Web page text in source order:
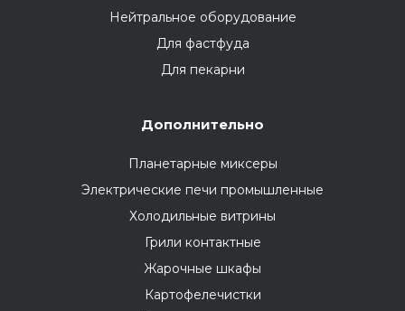
Нейтральное оборудование
Для фастфуда
Для пекарни
Дополнительно
Планетарные миксеры
Электрические печи промышленные
Холодильные витрины
Грили контактные
Жарочные шкафы
Картофелечистки